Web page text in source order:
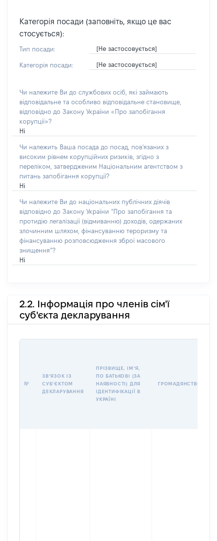
Категорія посади (заповніть, якщо це вас
стосується):
Тип посади: [Не застосовується]
Категорія посади: [Не застосовується]
Чи належите Ви до службових осіб, які займають
відповідальне та особливо відповідальне становище,
відповідно до Закону України «Про запобігання
корупції»?
Ні
Чи належить Ваша посада до посад, пов'язаних з
високим рівнем корупційних ризиків, згідно з
переліком, затвердженим Національним агентством з
питань запобігання корупції?
Ні
Чи належите Ви до національних публічних діячів
відповідно до Закону України “Про запобігання та
протидію легалізації (відмиванню) доходів, одержаних
злочинним шляхом, фінансуванню тероризму та
фінансуванню розповсюдження зброї масового
знищення”?
Ні
2.2. Інформація про членів сім'ї
суб'єкта декларування
№
ЗВʼЯЗОК ІЗ
СУБʼЄКТОМ
ДЕКЛАРУВАННЯ
ПРІЗВИЩЕ, ІМʼЯ,
ПО БАТЬКОВІ (ЗА
НАЯВНОСТІ) ДЛЯ
ІДЕНТИФІКАЦІЇ В
УКРАЇНІ
ГРОМАДЯНСТВО